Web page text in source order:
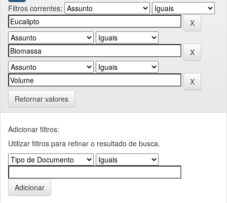
Filtros correntes:
Retornar valores
Adicionar filtros:
Utilizar filtros para refinar o resultado de busca.